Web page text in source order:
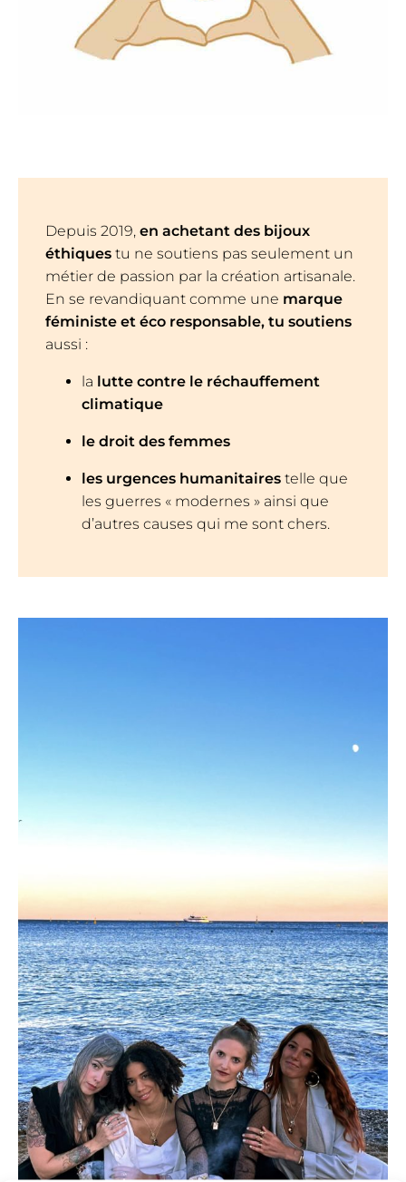
Depuis 2019, en achetant des bijoux
éthiques tu ne soutiens pas seulement un
métier de passion par la création artisanale.
En se revandiquant comme une marque
féministe et éco responsable, tu soutiens
aussi :
la lutte contre le réchauffement
climatique
le droit des femmes
les urgences humanitaires telle que
les guerres « modernes » ainsi que
d’autres causes qui me sont chers.